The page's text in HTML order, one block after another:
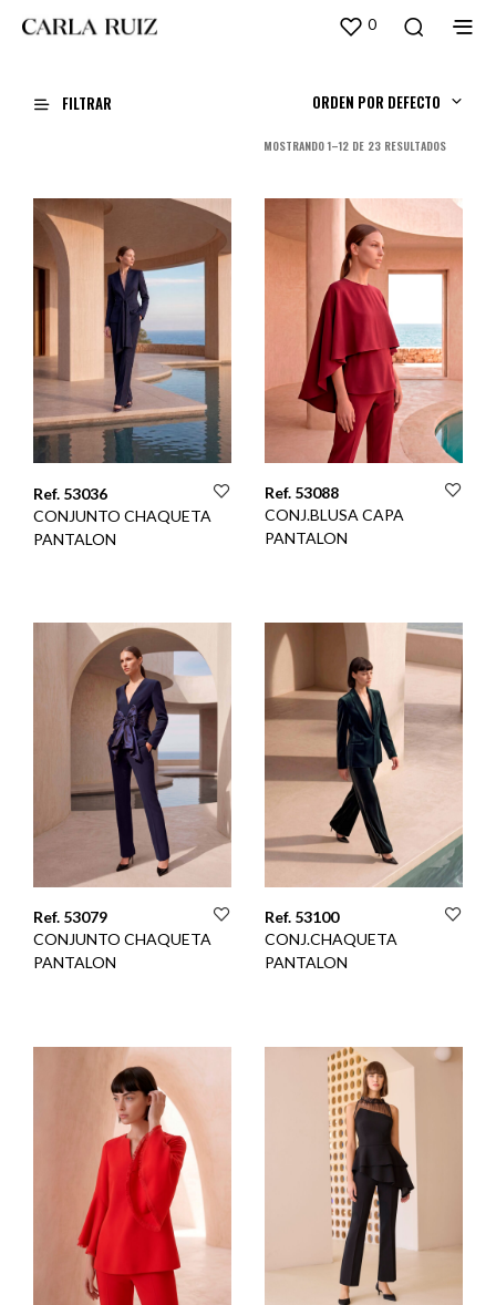
0
FILTRAR ORDEN POR DEFECTO
MOSTRANDO 1–12 DE 23 RESULTADOSORDENADO
LOS
Ref. 53036
CONJUNTO CHAQUETA
PANTALON
Ref. 53088
CONJ.BLUSA CAPA
PANTALON
Ref. 53079
CONJUNTO CHAQUETA
PANTALON
Ref. 53100
CONJ.CHAQUETA
PANTALON